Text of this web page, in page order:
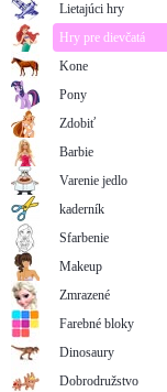
Lietajúci hry
Hry pre dievčatá
Kone
Pony
Zdobiť
Barbie
Varenie jedlo
kaderník
Sfarbenie
Makeup
Zmrazené
Farebné bloky
Dinosaury
Dobrodružstvo